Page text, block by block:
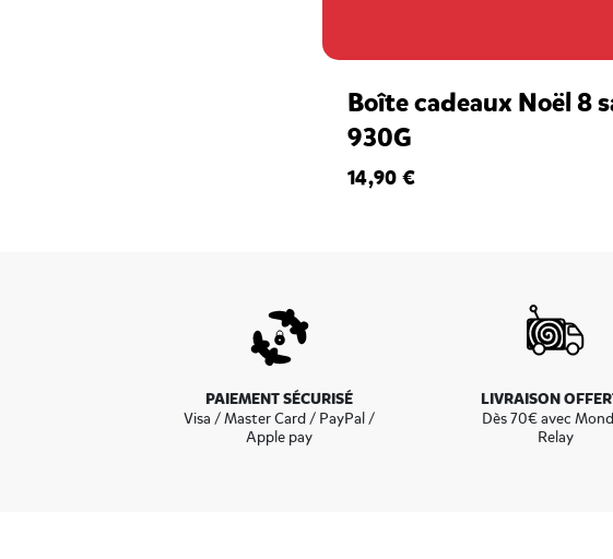
Boîte cadeaux Noël 8
930G
14,90 €
PAIEMENT SÉCURISÉ
Visa / Master Card / PayPal /
Apple pay
LIVRAISON
Dès 70€ avec
Relay